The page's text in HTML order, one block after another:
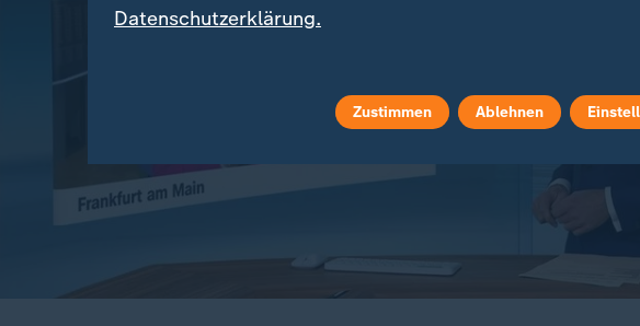
Datenschutzerklärung.
Zustimmen Ablehnen